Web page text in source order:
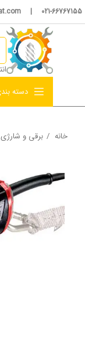
021-66767155 | info@abzarbayat.com
دسته
خانه برقی و شارژی